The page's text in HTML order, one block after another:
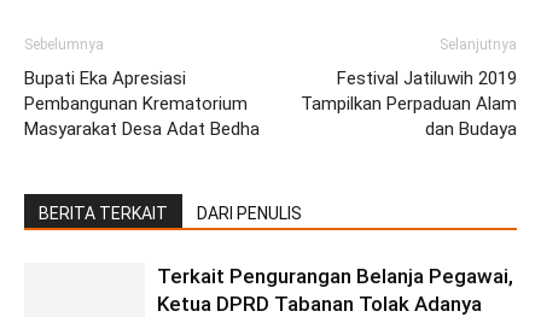
Sebelumnya
Bupati Eka Apresiasi
Pembangunan Krematorium
Masyarakat Desa Adat Bedha
Selanjutnya
Festival Jatiluwih 2019
Tampilkan Perpaduan Alam
dan Budaya
BERITA TERKAIT DARI PENULIS
Terkait Pengurangan Belanja Pegawai,
Ketua DPRD Tabanan Tolak Adanya